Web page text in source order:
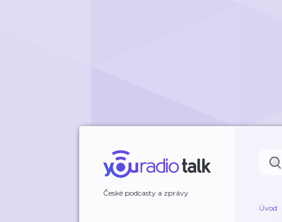
České podcasty a zprávy
Úvod